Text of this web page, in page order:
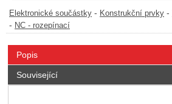
Elektronické součástky - Konstrukční prvky -
- NC - rozepínací
Popis
Související